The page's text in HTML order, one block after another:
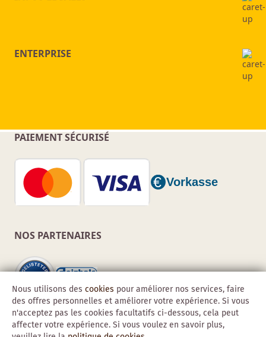
ENTERPRISE
PAIEMENT SÉCURISÉ
NOS PARTENAIRES
Nous utilisons des cookies pour améliorer nos services, faire
des offres personnelles et améliorer votre expérience. Si vous
n'acceptez pas les cookies facultatifs ci-dessous, cela peut
affecter votre expérience. Si vous voulez en savoir plus,